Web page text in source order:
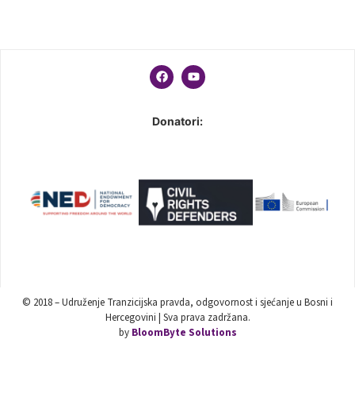
Donatori:
© 2018 – Udruženje Tranzicijska pravda, odgovornost i sjećanje u Bosni i
Hercegovini | Sva prava zadržana.
by BloomByte Solutions